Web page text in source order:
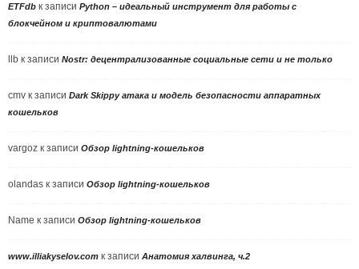
ETFdb к записи Python – идеальный инструмент для работы с
блокчейном и криптовалютами
llb к записи Nostr: децентрализованные социальные сети и не только
cmv к записи Dark Skippy атака и модель безопасности аппаратных
кошельков
vargoz к записи Обзор lightning-кошельков
olandas к записи Обзор lightning-кошельков
Name к записи Обзор lightning-кошельков
www.illiakyselov.com к записи Анатомия халвинга, ч.2